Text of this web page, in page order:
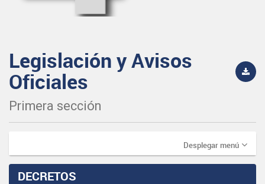
Legislación y Avisos
Oficiales
Primera sección
Desplegar menú
DECRETOS